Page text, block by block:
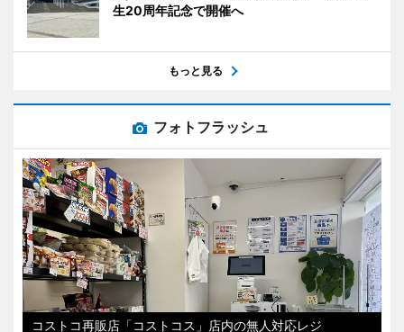
生20周年記念で開催へ
もっと見る
フォトフラッシュ
コストコ再販店「コストコス」店内の無人対応レジ